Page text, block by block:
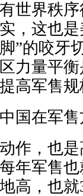
世界秩
，这也
”的咬牙
力量平
高军售
国在军
作，也
年军售
高，也